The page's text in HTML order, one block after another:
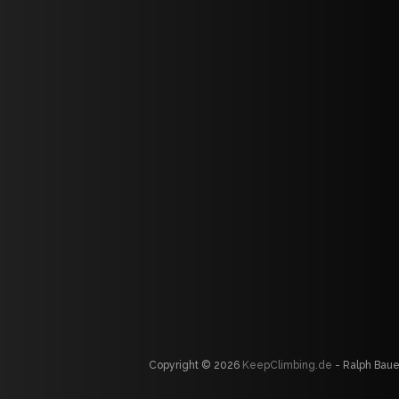
Copyright © 2026 KeepClimbing.de - Ralph